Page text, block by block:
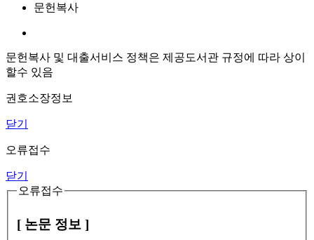
문헌복사
문헌복사 및 대출서비스 정책은 제공도서관 규정에 따라 상이
할수 있음
권호소장정보
닫기
오류접수
닫기
오류접수
[ 논문 정보 ]